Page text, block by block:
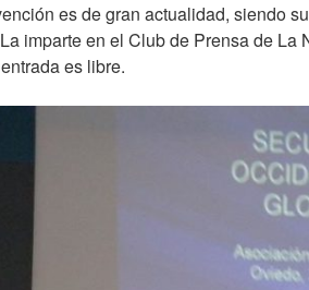
es de gran actualidad, siendo
imparte en el Club de Prensa de
es libre.